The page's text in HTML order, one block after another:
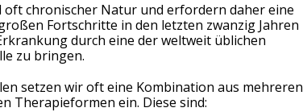
chronischer Natur und erfordern daher eine
Fortschritte in den letzten zwanzig Jahren
durch eine der weltweit üblichen
zu bringen.
setzen wir oft eine Kombination aus mehreren
Therapieformen ein. Diese sind: